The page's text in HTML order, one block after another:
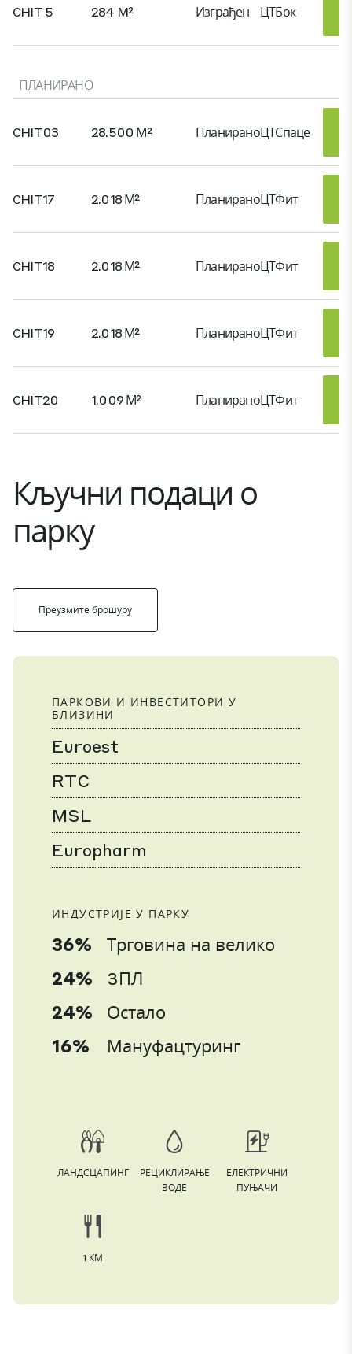
CHIT 5 284 M² Изграђен ЦТБок
ПЛАНИРАНО
CHIT03 28.500 М² ПланираноЦТСпаце
CHIT17 2.018 М² ПланираноЦТФит
CHIT18 2.018 М² ПланираноЦТФит
CHIT19 2.018 М² ПланираноЦТФит
CHIT20 1.009 М² ПланираноЦТФит
Кључни подаци о
парку
Преузмите брошуру
ПАРКОВИ И ИНВЕСТИТОРИ У
БЛИЗИНИ
Euroest
RTC
MSL
Europharm
ИНДУСТРИЈЕ У ПАРКУ
36%
Трговина на велико
24%
3ПЛ
24%
Остало
16%
Мануфацтуринг
ЛАНДСЦАПИНГ
РЕЦИКЛИРАЊЕ
ВОДЕ
ЕЛЕКТРИЧНИ
ПУЊАЧИ
1 КМ